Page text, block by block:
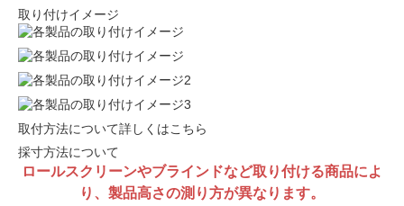
取り付けイメージ
取付方法について詳しくはこちら
採寸方法について
ロールスクリーンやブラインドなど取り付ける商品によ
り、製品高さの測り方が異なります。